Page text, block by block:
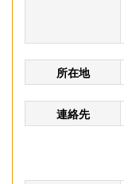
所在地
連絡先